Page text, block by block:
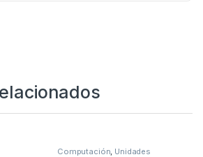
Computación, Unidades